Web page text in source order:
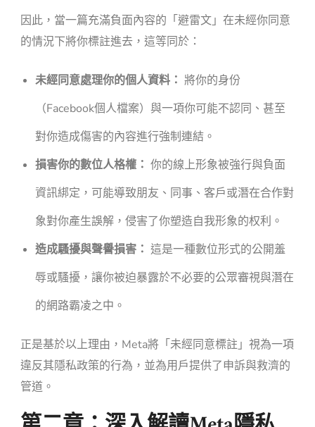
因此，當一篇充滿負面內容的「避雷文」在未經你同意
的情況下將你標註進去，這等同於：
未經同意處理你的個人資料： 將你的身份
（Facebook個人檔案）與一項你可能不認同、甚至
對你造成傷害的內容進行強制連結。
損害你的數位人格權： 你的線上形象被強行與負面
資訊綁定，可能導致朋友、同事、客戶或潛在合作對
象對你產生誤解，侵害了你塑造自我形象的权利。
造成騷擾與聲譽損害： 這是一種數位形式的公開羞
辱或騷擾，讓你被迫暴露於不必要的公眾審視與潛在
的網路霸凌之中。
正是基於以上理由，Meta將「未經同意標註」視為一項
違反其隱私政策的行為，並為用戶提供了申訴與救濟的
管道。